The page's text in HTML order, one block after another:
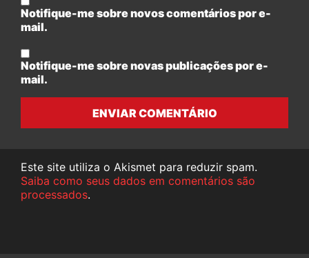
Notifique-me sobre novos comentários por e-
mail.
Notifique-me sobre novas publicações por e-
mail.
ENVIAR COMENTÁRIO
Este site utiliza o Akismet para reduzir spam.
Saiba como seus dados em comentários são
processados.